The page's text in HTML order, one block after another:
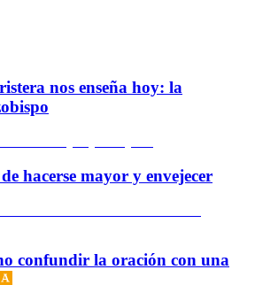
nos enseña hoy: la
hacerse mayor y envejecer
confundir la oración con una